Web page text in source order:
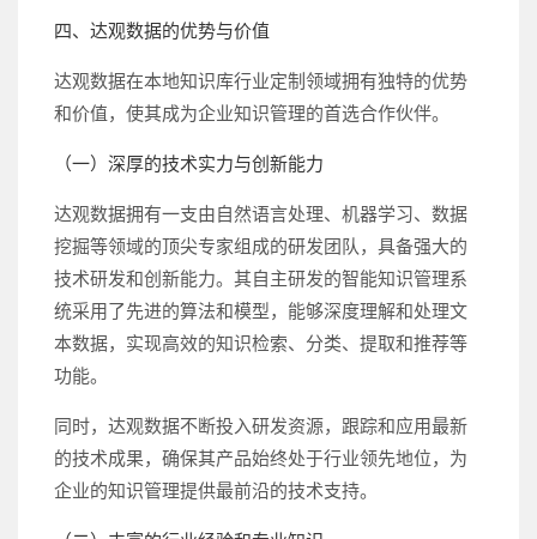
四、达观数据的优势与价值
达观数据在本地知识库行业定制领域拥有独特的优势
和价值，使其成为企业知识管理的首选合作伙伴。
（一）深厚的技术实力与创新能力
达观数据拥有一支由自然语言处理、机器学习、数据
挖掘等领域的顶尖专家组成的研发团队，具备强大的
技术研发和创新能力。其自主研发的智能知识管理系
统采用了先进的算法和模型，能够深度理解和处理文
本数据，实现高效的知识检索、分类、提取和推荐等
功能。
同时，达观数据不断投入研发资源，跟踪和应用最新
的技术成果，确保其产品始终处于行业领先地位，为
企业的知识管理提供最前沿的技术支持。